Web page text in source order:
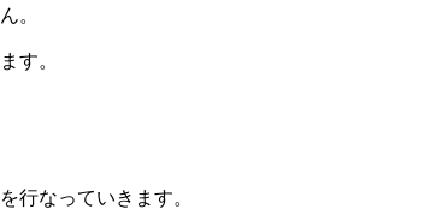
。
す。
行なっていきます。